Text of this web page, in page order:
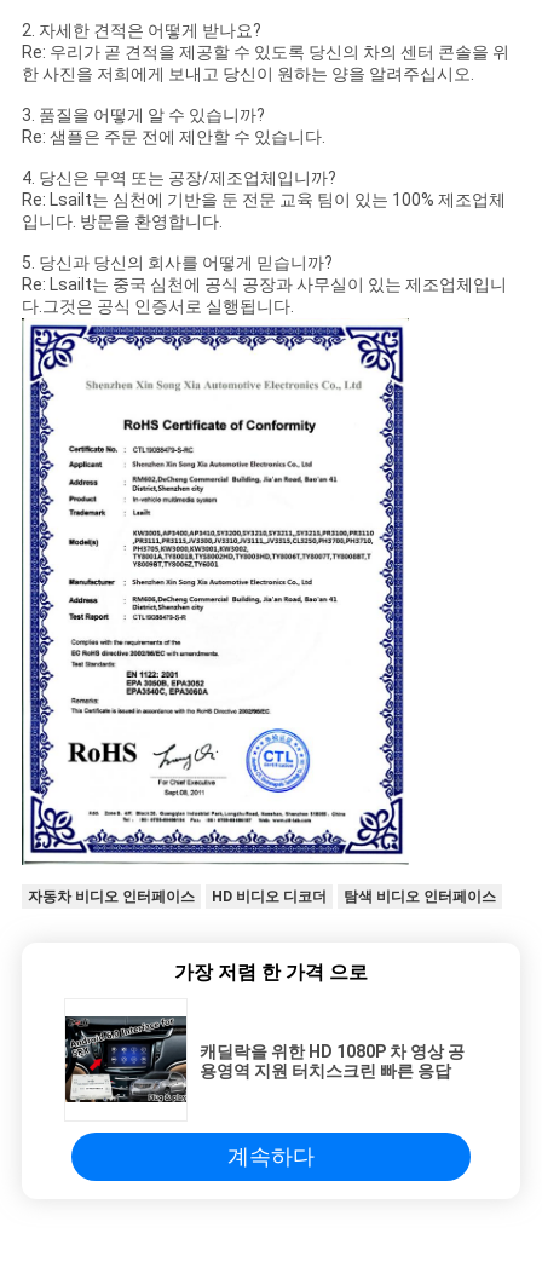
2. 자세한 견적은 어떻게 받나요?
Re: 우리가 곧 견적을 제공할 수 있도록 당신의 차의 센터 콘솔을 위
한 사진을 저희에게 보내고 당신이 원하는 양을 알려주십시오.
3. 품질을 어떻게 알 수 있습니까?
Re: 샘플은 주문 전에 제안할 수 있습니다.
4. 당신은 무역 또는 공장/제조업체입니까?
Re: Lsailt는 심천에 기반을 둔 전문 교육 팀이 있는 100% 제조업체
입니다. 방문을 환영합니다.
5. 당신과 당신의 회사를 어떻게 믿습니까?
Re: Lsailt는 중국 심천에 공식 공장과 사무실이 있는 제조업체입니
다.그것은 공식 인증서로 실행됩니다.
자동차 비디오 인터페이스 HD 비디오 디코더 탐색 비디오 인터페이스
가장 저렴 한 가격 으로
캐딜락을 위한 HD 1080P 차 영상 공
용영역 지원 터치스크린 빠른 응답
계속하다